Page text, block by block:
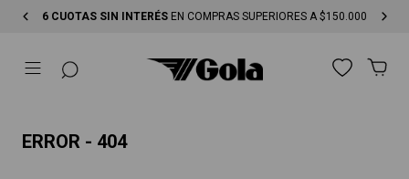
6 CUOTAS SIN INTERÉS EN COMPRAS SUPERIORES A $150.000
ERROR - 404